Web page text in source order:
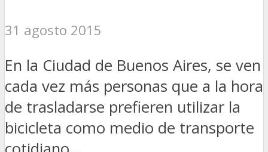
31 agosto 2015
En la Ciudad de Buenos Aires, se ven
cada vez más personas que a la hora
de trasladarse prefieren utilizar la
bicicleta como medio de transporte